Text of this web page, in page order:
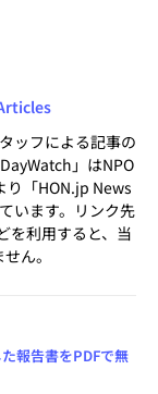
ッフによる記事の
」はNPO
り「HON.jp News
います。リンク先
を利用すると、当
ん。
報告書をPDFで無